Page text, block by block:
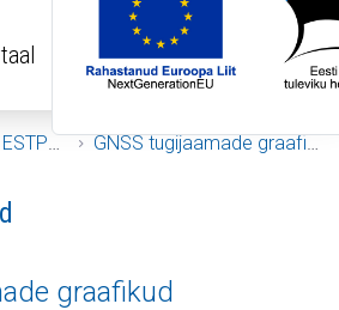
ESTPOS GNSS tugijaamade graafikud
graafikud